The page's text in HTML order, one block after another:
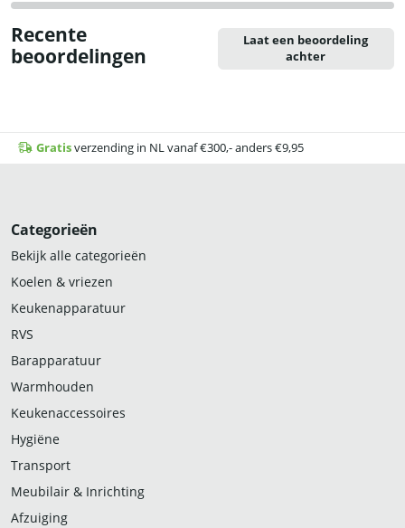
Recente
beoordelingen
Laat een beoordeling
achter
Gratisverzending in NL vanaf €300,- anders €9,95
Categorieën
Bekijk alle categorieën
Koelen & vriezen
Keukenapparatuur
RVS
Barapparatuur
Warmhouden
Keukenaccessoires
Hygiëne
Transport
Meubilair & Inrichting
Afzuiging